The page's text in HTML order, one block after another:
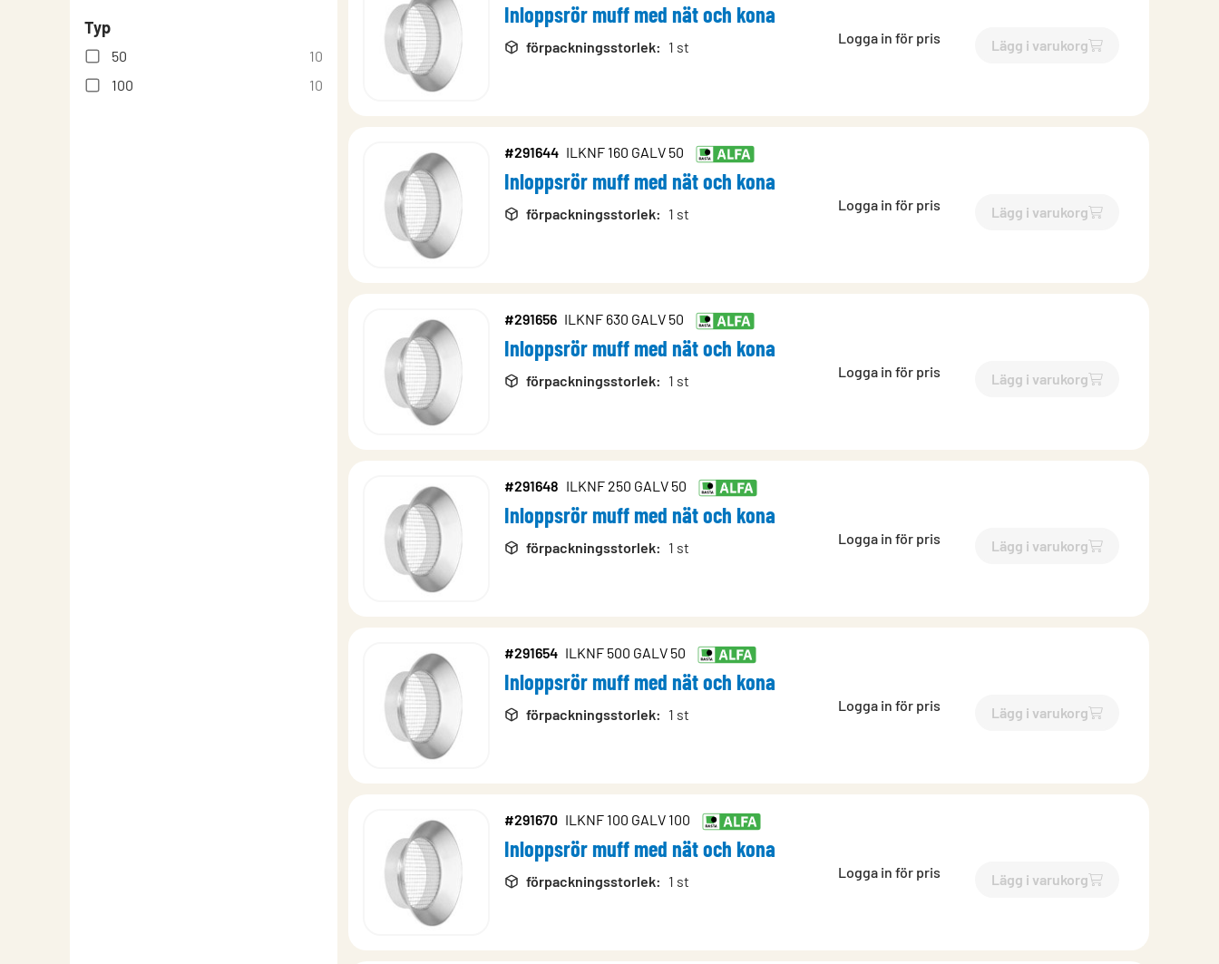
Typ
50
10
100
10
Inloppsrör muff med nät och kona
förpackningsstorlek: 1 st
Logga in för pris Lägg i varukorg
`$Lägg till
#291644 ILKNF 160 GALV 50
Inloppsrör muff med nät och kona
förpackningsstorlek: 1 st
Logga in för pris Lägg i varukorg
`$Lägg till
#291656 ILKNF 630 GALV 50
Inloppsrör muff med nät och kona
förpackningsstorlek: 1 st
Logga in för pris Lägg i varukorg
`$Lägg till
#291648 ILKNF 250 GALV 50
Inloppsrör muff med nät och kona
förpackningsstorlek: 1 st
Logga in för pris Lägg i varukorg
`$Lägg till
#291654 ILKNF 500 GALV 50
Inloppsrör muff med nät och kona
förpackningsstorlek: 1 st
Logga in för pris Lägg i varukorg
`$Lägg till
#291670 ILKNF 100 GALV 100
Inloppsrör muff med nät och kona
förpackningsstorlek: 1 st
Logga in för pris Lägg i varukorg
`$Lägg till